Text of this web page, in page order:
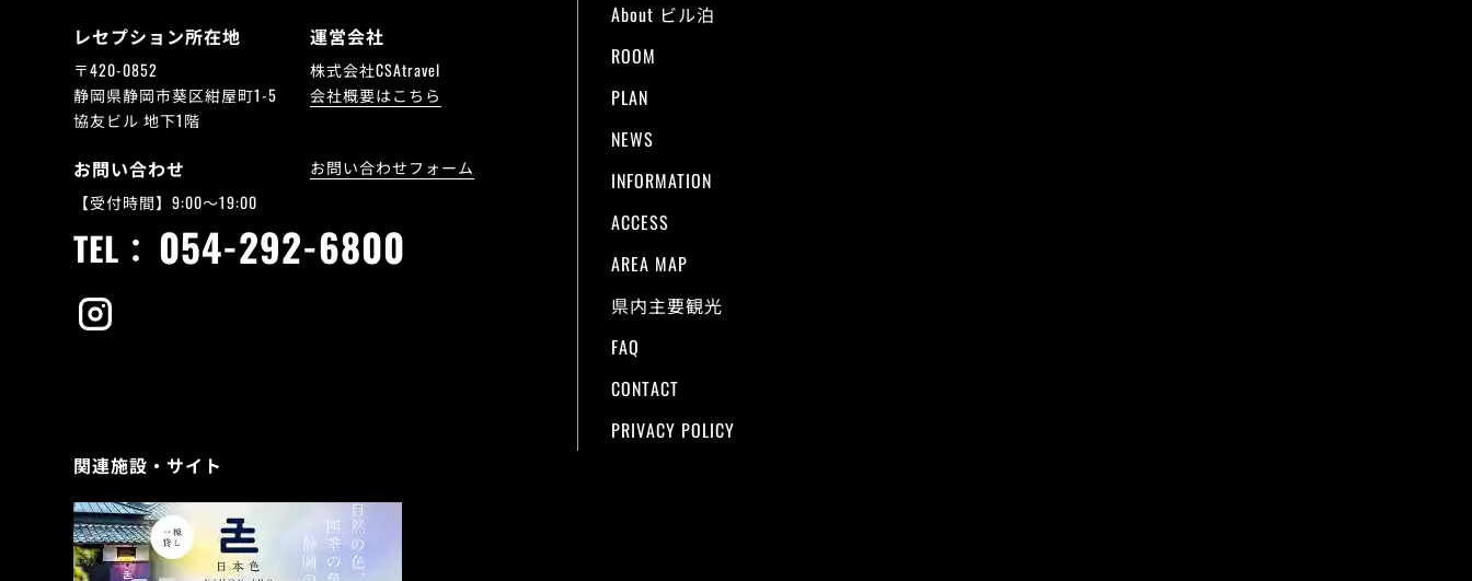
レセプション所在地
〒420-0852
静岡県静岡市葵区紺屋町1-5
協友ビル 地下1階
お問い合わせ
【受付時間】9:00～19:00
運営会社
株式会社CSAtravel
会社概要はこちら
お問い合わせフォーム
TEL： 054-292-6800
About ビル泊
ROOM
PLAN
NEWS
INFORMATION
ACCESS
AREA MAP
県内主要観光
FAQ
CONTACT
PRIVACY POLICY
関連施設・サイト